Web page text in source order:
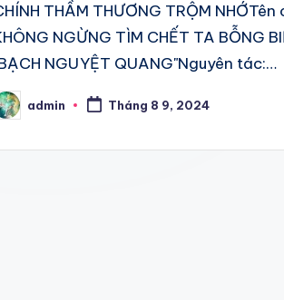
THẦM THƯƠNG TRỘM NHỚTên
NGỪNG TÌM CHẾT TA BỖNG
NGUYỆT QUANG"Nguyên tác:…
admin Tháng 8 9, 2024